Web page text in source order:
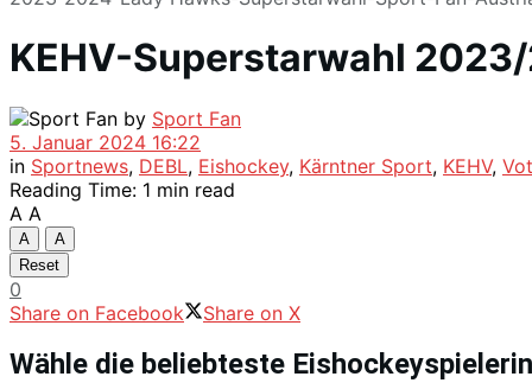
KEHV-Superstarwahl
by Sport Fan
5. Januar 2024 16:22
in Sportnews, DEBL, Eishockey, Kärntner Sport, KEHV,
Reading Time: 1 min read
A A
A
A
Reset
0
Share on Facebook
Share on X
Wähle die beliebteste